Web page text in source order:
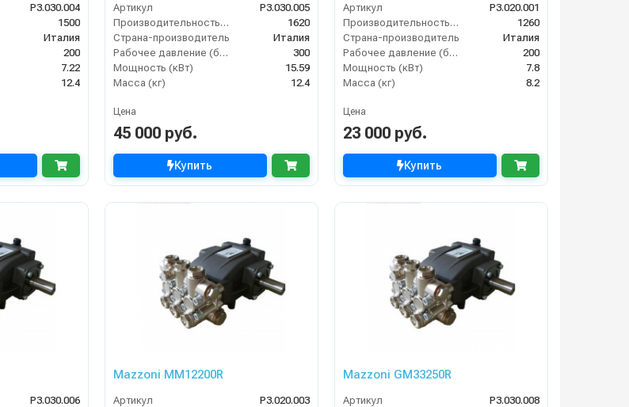
P3.030.004
1500
Италия
200
7.22
12.4
Артикул
P3.030.005
Производительность (л/ч)
1620
Страна-производитель
Италия
Рабочее давление (бар)
300
Мощность (кВт)
15.59
Масса (кг)
12.4
Цена
45 000 руб.
Купить
Артикул
P3.020.001
Производительность (л/ч)
1260
Страна-производитель
Италия
Рабочее давление (бар)
200
Мощность (кВт)
7.8
Масса (кг)
8.2
Цена
23 000 руб.
Купить
P3.030.006
Mazzoni MM12200R
Артикул
P3.020.003
Mazzoni GM33250R
Артикул
P3.030.008